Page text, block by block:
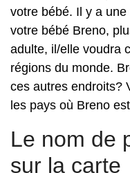
votre bébé. Il y a
votre bébé Breno,
adulte, il/elle voudra
régions du monde.
ces autres endroits?
les pays où Breno
Le nom de
sur la carte